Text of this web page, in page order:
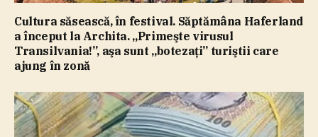
Cultura săsească, în festival. Săptămâna Haferland
a început la Archita. „Primeşte virusul
Transilvania!”, aşa sunt „botezaţi” turiştii care
ajung în zonă